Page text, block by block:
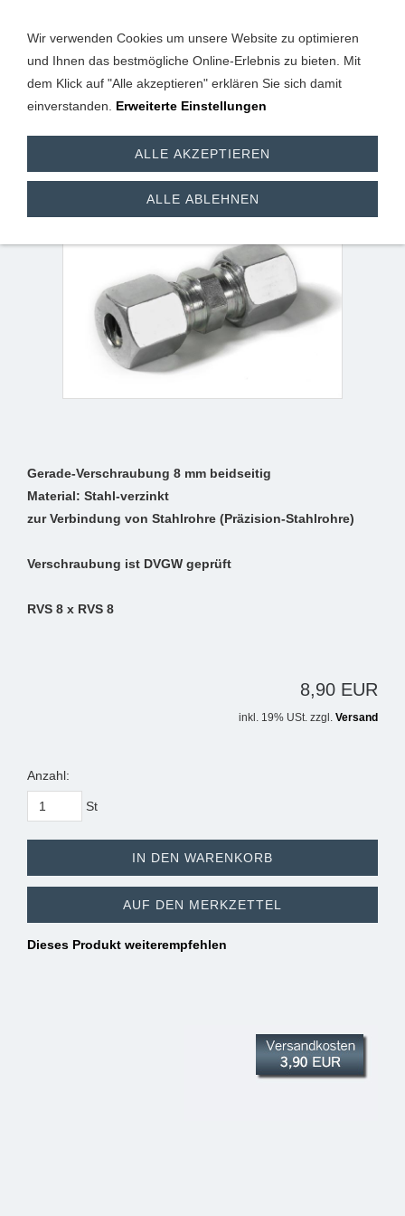
Gerade-Verschraubung
für Stahlrohre 8 mm
Gerade-Verschraubung 8 mm beidseitig
Material: Stahl-verzinkt
zur Verbindung von Stahlrohre (Präzision-Stahlrohre)
Verschraubung ist DVGW geprüft
RVS 8 x RVS 8
8,90 EUR
inkl. 19% USt. zzgl. Versand
Anzahl:
St
IN DEN WARENKORB
AUF DEN MERKZETTEL
Dieses Produkt weiterempfehlen
Wir verwenden Cookies um unsere Website zu optimieren
und Ihnen das bestmögliche Online-Erlebnis zu bieten. Mit
dem Klick auf "Alle akzeptieren" erklären Sie sich damit
einverstanden. Erweiterte Einstellungen
ALLE AKZEPTIEREN
ALLE ABLEHNEN